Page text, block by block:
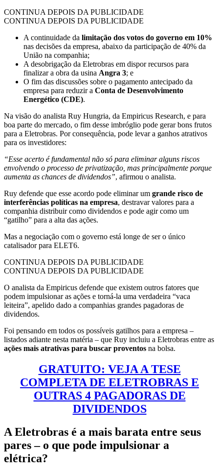
CONTINUA DEPOIS DA PUBLICIDADE
CONTINUA DEPOIS DA PUBLICIDADE
A continuidade da limitação dos votos do governo em 10%
nas decisões da empresa, abaixo da participação de 40% da
União na companhia;
A desobrigação da Eletrobras em dispor recursos para
finalizar a obra da usina Angra 3; e
O fim das discussões sobre o pagamento antecipado da
empresa para reduzir a Conta de Desenvolvimento
Energético (CDE).
Na visão do analista Ruy Hungria, da Empiricus Research, e para
boa parte do mercado, o fim desse imbróglio pode gerar bons frutos
para a Eletrobras. Por consequência, pode levar a ganhos atrativos
para os investidores:
“Esse acerto é fundamental não só para eliminar alguns riscos
envolvendo o processo de privatização, mas principalmente porque
aumenta as chances de dividendos”, afirmou o analista.
Ruy defende que esse acordo pode eliminar um grande risco de
interferências políticas na empresa, destravar valores para a
companhia distribuir como dividendos e pode agir como um
“gatilho” para a alta das ações.
Mas a negociação com o governo está longe de ser o único
catalisador para ELET6.
CONTINUA DEPOIS DA PUBLICIDADE
CONTINUA DEPOIS DA PUBLICIDADE
O analista da Empiricus defende que existem outros fatores que
podem impulsionar as ações e torná-la uma verdadeira “vaca
leiteira”, apelido dado a companhias grandes pagadoras de
dividendos.
Foi pensando em todos os possíveis gatilhos para a empresa –
listados adiante nesta matéria – que Ruy incluiu a Eletrobras entre as
ações mais atrativas para buscar proventos na bolsa.
GRATUITO: VEJA A TESE
COMPLETA DE ELETROBRAS E
OUTRAS 4 PAGADORAS DE
DIVIDENDOS
A Eletrobras é a mais barata entre seus
pares – o que pode impulsionar a
elétrica?